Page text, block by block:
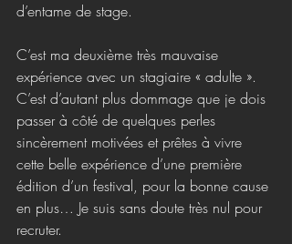
d’entame de stage.
C’est ma deuxième très mauvaise
expérience avec un stagiaire « adulte ».
C’est d’autant plus dommage que je dois
passer à côté de quelques perles
sincèrement motivées et prêtes à vivre
cette belle expérience d’une première
édition d’un festival, pour la bonne cause
en plus… Je suis sans doute très nul pour
recruter.